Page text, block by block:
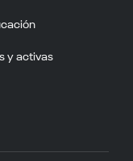
y activas